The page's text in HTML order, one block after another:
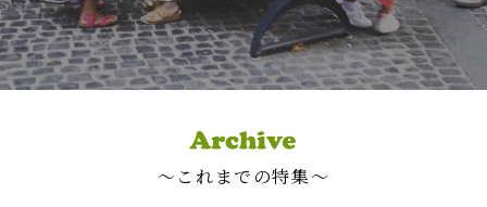
〜これまでの特集〜